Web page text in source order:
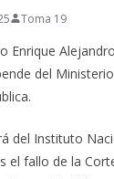
Toma 19
Enrique
del
del Instituto
el fallo de la